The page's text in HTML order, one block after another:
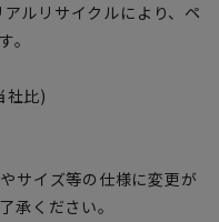
ルリサイクルにより、ペ
。
社比)
サイズ等の仕様に変更が
承ください。